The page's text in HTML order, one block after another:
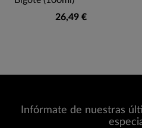
26,49 €
Infórmate de nuestras